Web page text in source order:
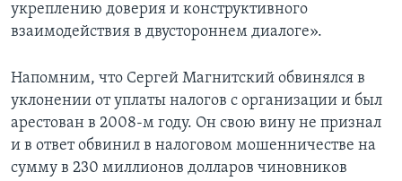
укреплению доверия и конструктивного
взаимодействия в двустороннем диалоге».
Напомним, что Сергей Магнитский обвинялся в
уклонении от уплаты налогов с организации и был
арестован в 2008-м году. Он свою вину не признал
и в ответ обвинил в налоговом мошенничестве на
сумму в 230 миллионов долларов чиновников